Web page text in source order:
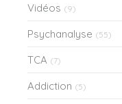
Vidéos (9)
Psychanalyse (55)
TCA (7)
Addiction (5)